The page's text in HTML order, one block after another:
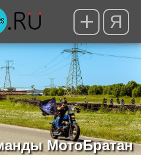
Я
МотоБратан